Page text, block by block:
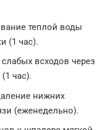
теплой воды
(1 час).
всходов через
час).
нижних
(еженедельно).